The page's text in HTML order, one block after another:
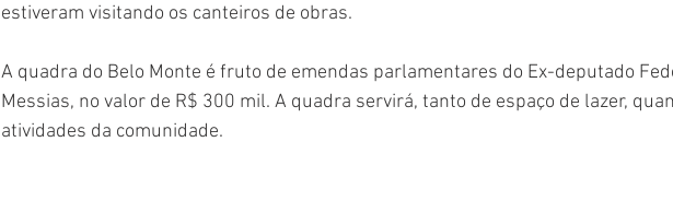
estiveram visitando os canteiros de obras.
A quadra do Belo Monte é fruto de emendas parlamentares do Ex-deputado
Messias, no valor de R$ 300 mil. A quadra servirá, tanto de espaço de lazer,
atividades da comunidade.